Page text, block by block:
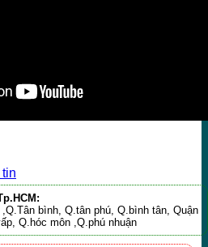
bình, Q.tân phú, Q.bình tân, Quận
Q.hóc môn ,Q.phú nhuận